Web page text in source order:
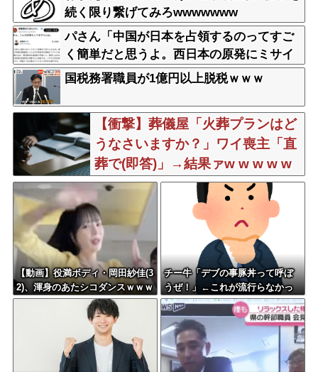
続く限り繋げてみろwwwwwww
パさん「中国が日本を占領するのってすご
く簡単だと思うよ。西日本の原発にミサイ
ルを撃ち込めばいい」
国税務署職員が1億円以上脱税ｗｗｗ
【衝撃】葬儀屋「火葬プランはど
うなさいますか？」ワイ喪主「直
葬で(即答)」→結果ァw w w w w
w w w w w
【動画】役満ボディ・岡田紗佳(3
2)、渾身のあたシコダンスｗｗｗ
ｗｗｗ
チー牛「デブの事豚丼って呼ぼ
うぜ！」←これが流行らなかっ
た理由